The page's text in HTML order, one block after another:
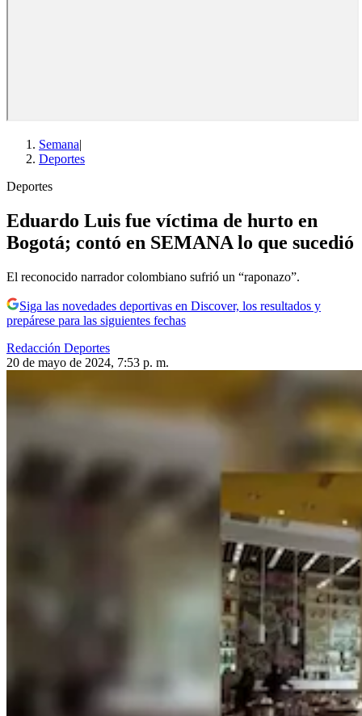
Semana|
Deportes
Deportes
Eduardo Luis fue víctima de hurto en
Bogotá; contó en SEMANA lo que sucedió
El reconocido narrador colombiano sufrió un “raponazo”.
Siga las novedades deportivas en Discover, los resultados y
prepárese para las siguientes fechas
Redacción Deportes
20 de mayo de 2024, 7:53 p. m.